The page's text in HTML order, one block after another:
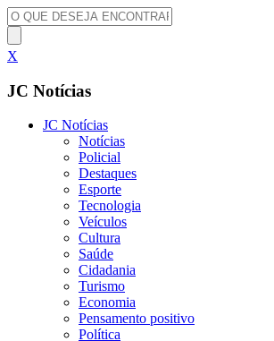
X
JC Notícias
JC Notícias
Notícias
Policial
Destaques
Esporte
Tecnologia
Veículos
Cultura
Saúde
Cidadania
Turismo
Economia
Pensamento positivo
Política